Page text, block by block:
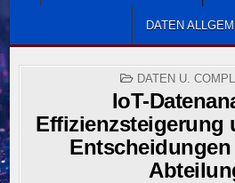
DATEN
POSTED
DATEN U.
IoT-
Effizienzsteigerung